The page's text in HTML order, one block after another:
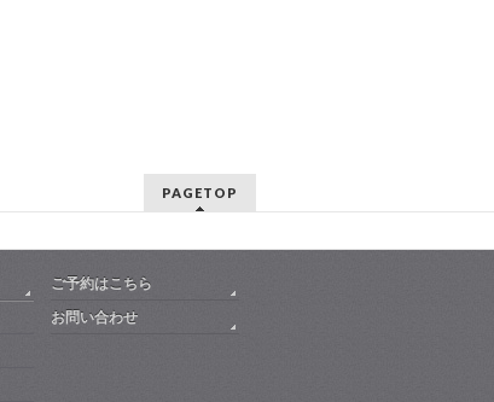
PAGETOP
ご予約はこちら
お問い合わせ